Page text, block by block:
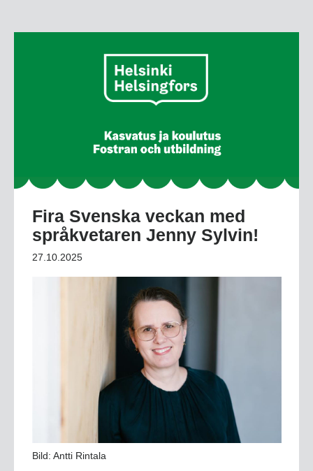
Fira Svenska veckan med
språkvetaren Jenny Sylvin!
27.10.2025
Bild: Antti Rintala